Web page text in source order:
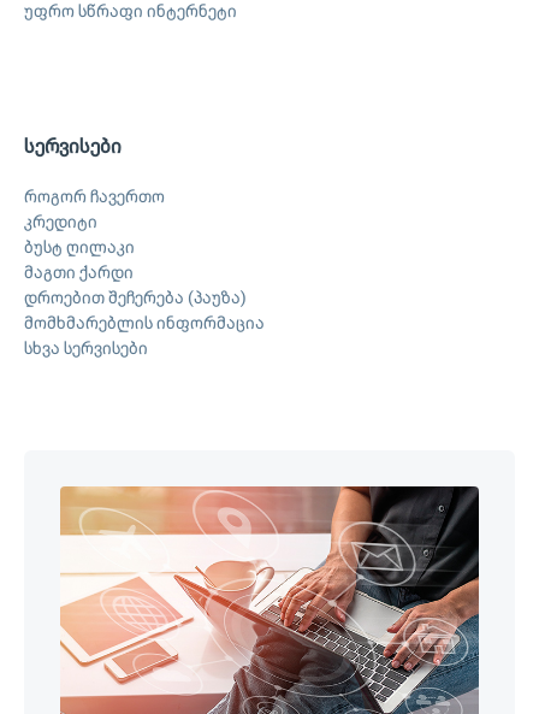
უფრო სწრაფი ინტერნეტი
სერვისები
როგორ ჩავერთო
კრედიტი
ბუსტ ღილაკი
მაგთი ქარდი
დროებით შეჩერება (პაუზა)
მომხმარებლის ინფორმაცია
სხვა სერვისები